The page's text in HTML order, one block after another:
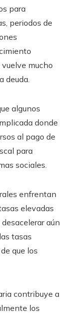
para
periodos de
mucho
deuda.
algunos
donde
al pago de
para
sociales.
enfrentan
elevadas
aún
tasas
que los
contribuye a
los